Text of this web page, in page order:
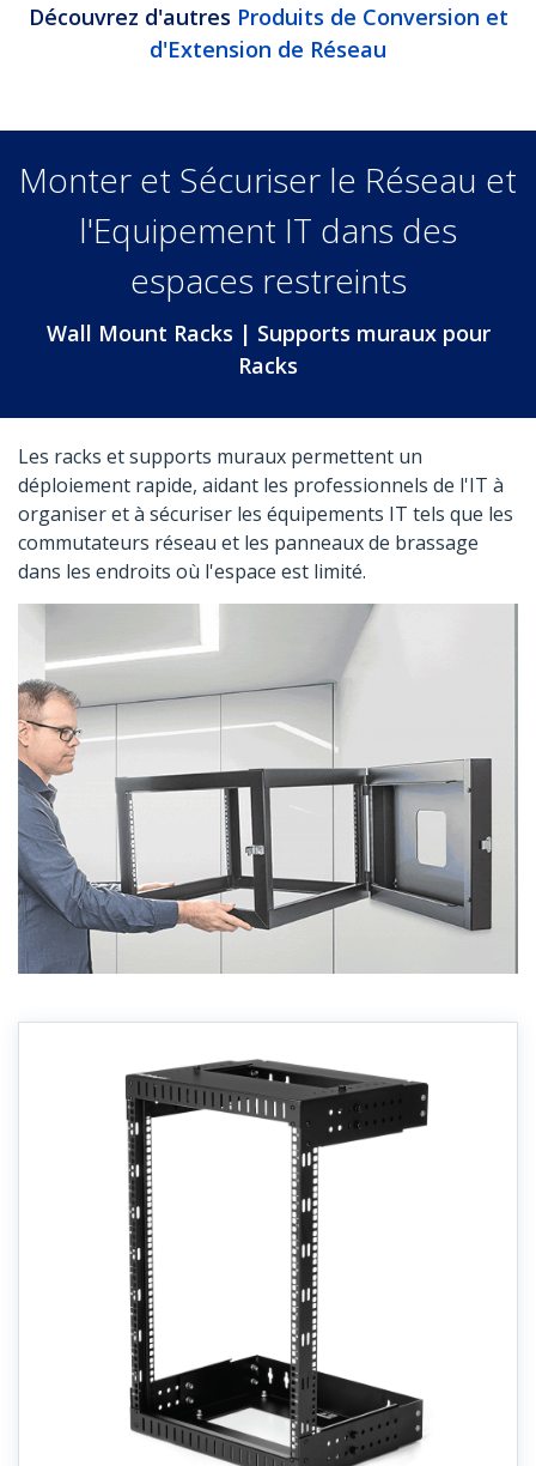
Découvrez d'autres Produits de Conversion et
d'Extension de Réseau
Monter et Sécuriser le Réseau et
l'Equipement IT dans des
espaces restreints
Wall Mount Racks | Supports muraux pour
Racks
Les racks et supports muraux permettent un
déploiement rapide, aidant les professionnels de l'IT à
organiser et à sécuriser les équipements IT tels que les
commutateurs réseau et les panneaux de brassage
dans les endroits où l'espace est limité.